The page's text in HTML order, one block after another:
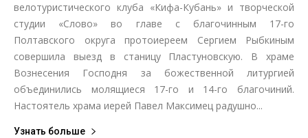
велотуристического клуба «Кифа-Кубань» и творческой
студии «Слово» во главе с благочинным 17-го
Полтавского округа протоиереем Сергием Рыбкиным
совершила выезд в станицу Пластуновскую. В храме
Вознесения Господня за божественной литургией
объединились молящиеся 17-го и 14-го благочиний.
Настоятель храма иерей Павел Максимец радушно...
Узнать больше